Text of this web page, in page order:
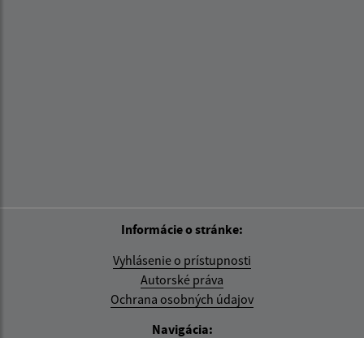
Informácie o stránke:
Vyhlásenie o prístupnosti
Autorské práva
Ochrana osobných údajov
Navigácia: